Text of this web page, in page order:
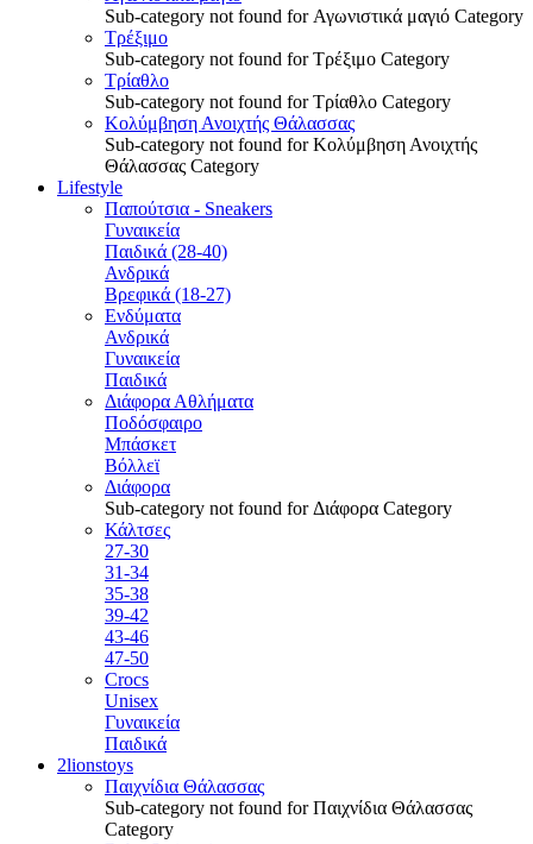
Sub-category not found for Αγωνιστικά μαγιό Category
Τρέξιμο
Sub-category not found for Τρέξιμο Category
Τρίαθλο
Sub-category not found for Τρίαθλο Category
Κολύμβηση Ανοιχτής Θάλασσας
Sub-category not found for Κολύμβηση Ανοιχτής
Θάλασσας Category
Lifestyle
Παπούτσια - Sneakers
Γυναικεία
Παιδικά (28-40)
Ανδρικά
Βρεφικά (18-27)
Ενδύματα
Ανδρικά
Γυναικεία
Παιδικά
Διάφορα Αθλήματα
Ποδόσφαιρο
Μπάσκετ
Βόλλεϊ
Διάφορα
Sub-category not found for Διάφορα Category
Κάλτσες
27-30
31-34
35-38
39-42
43-46
47-50
Crocs
Unisex
Γυναικεία
Παιδικά
2lionstoys
Παιχνίδια Θάλασσας
Sub-category not found for Παιχνίδια Θάλασσας
Category